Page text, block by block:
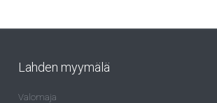
Lahden myymälä
Valomaja